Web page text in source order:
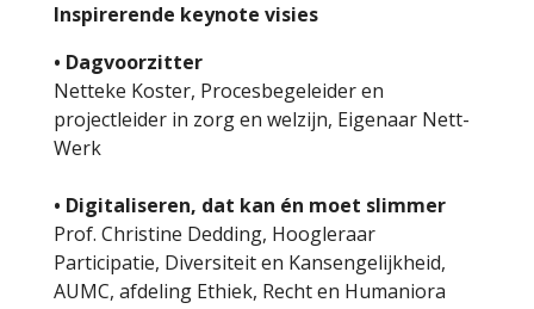
Inspirerende keynote visies
• Dagvoorzitter
Netteke Koster, Procesbegeleider en
projectleider in zorg en welzijn, Eigenaar Nett-
Werk
• Digitaliseren, dat kan én moet slimmer
Prof. Christine Dedding, Hoogleraar
Participatie, Diversiteit en Kansengelijkheid,
AUMC, afdeling Ethiek, Recht en Humaniora